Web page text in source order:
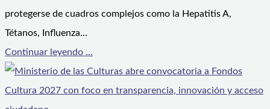
protegerse de cuadros complejos como la Hepatitis A,
Tétanos, Influenza…
Continuar leyendo ...